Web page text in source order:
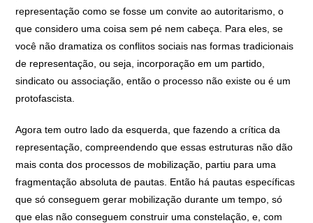
representação como se fosse um convite ao autoritarismo, o
que considero uma coisa sem pé nem cabeça. Para eles, se
você não dramatiza os conflitos sociais nas formas tradicionais
de representação, ou seja, incorporação em um partido,
sindicato ou associação, então o processo não existe ou é um
protofascista.
Agora tem outro lado da esquerda, que fazendo a crítica da
representação, compreendendo que essas estruturas não dão
mais conta dos processos de mobilização, partiu para uma
fragmentação absoluta de pautas. Então há pautas específicas
que só conseguem gerar mobilização durante um tempo, só
que elas não conseguem construir uma constelação, e, com